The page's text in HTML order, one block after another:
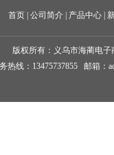
首页 | 公司简介 | 产品中心 |
版权所有： 义乌市海蔺电子
热线：13475737855 邮箱：